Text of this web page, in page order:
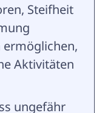
Steifheit
ermöglichen,
Aktivitäten
ungefähr